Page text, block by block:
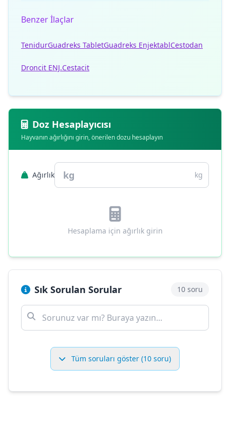
Benzer İlaçlar
TenidurGuadreks TabletGuadreks EnjektablCestodan
Droncit ENJ.Cestacit
Doz Hesaplayıcısı
Hayvanın ağırlığını girin, önerilen dozu hesaplayın
Ağırlık kg
Hesaplama için ağırlık girin
Sık Sorulan Sorular 10 soru
Tüm soruları göster (10 soru)